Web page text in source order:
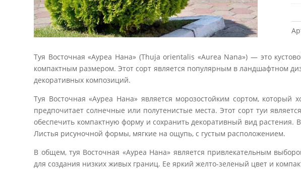
Туя Восточная «Ауреа Нана» (Thuja orientalis «Aurea Nana») — это
компактным размером. Этот сорт является популярным в ландшафтном
декоративных композиций.
Туя Восточная «Ауреа Нана» является морозостойким сортом,
предпочитает солнечные или полутенистые места. Этот сорт туи
обеспечить компактную форму и сохранить декоративный вид
Листья рисуночной формы, мягкие на ощупь, с густым расположением.
В общем, туя Восточная «Ауреа Нана» является привлекательным
для создания низких живых границ. Ее яркий желто-зеленый цвет и